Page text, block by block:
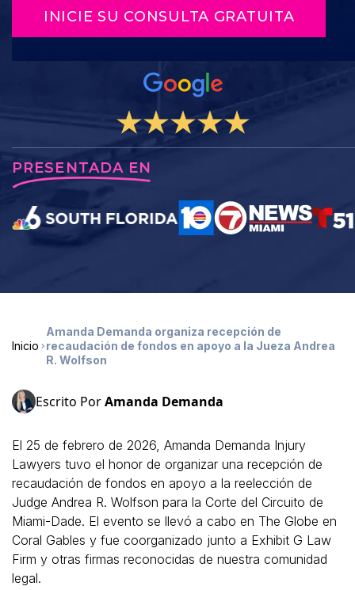
INICIE SU CONSULTA GRATUITA
PRESENTADA EN
Inicio
Amanda Demanda organiza recepción de
recaudación de fondos en apoyo a la Jueza Andrea
R. Wolfson
Escrito PorAmanda Demanda
El 25 de febrero de 2026, Amanda Demanda Injury
Lawyers tuvo el honor de organizar una recepción de
recaudación de fondos en apoyo a la reelección de
Judge Andrea R. Wolfson para la Corte del Circuito de
Miami-Dade. El evento se llevó a cabo en The Globe en
Coral Gables y fue coorganizado junto a Exhibit G Law
Firm y otras firmas reconocidas de nuestra comunidad
legal.